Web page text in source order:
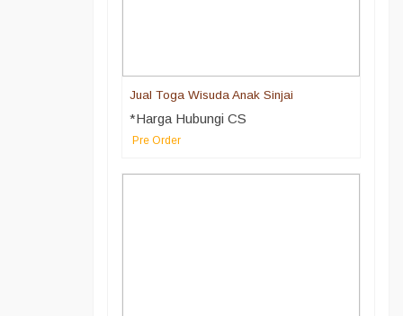
Jual Toga Wisuda Anak Sinjai
*Harga Hubungi CS
Pre Order